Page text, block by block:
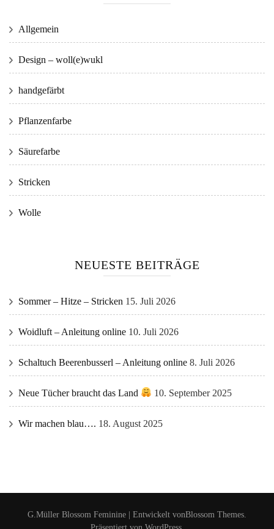
Allgemein
Design – woll(e)wukl
handgefärbt
Pflanzenfarbe
Säurefarbe
Stricken
Wolle
NEUESTE BEITRÄGE
Sommer – Hitze – Stricken 15. Juli 2026
Woidluft – Anleitung online 10. Juli 2026
Schaltuch Beerenbusserl – Anleitung online 8. Juli 2026
Neue Tücher braucht das Land 10. September 2025
Wir machen blau…. 18. August 2025
G.Müller Blossom Feminine | Entwickelt vonBlossom Themes